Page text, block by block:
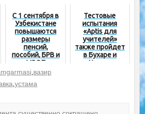
питанием
введено
требование
сертификации
уровня B2
С 1 сентября в
Узбекистане
повышаются
размеры
пенсий,
пособий, БРВ и
МРОТ
Тестовые
испытания
«Aptis для
учителей»
также пройдет
в Бухаре и
Нукусе
вазир
устама